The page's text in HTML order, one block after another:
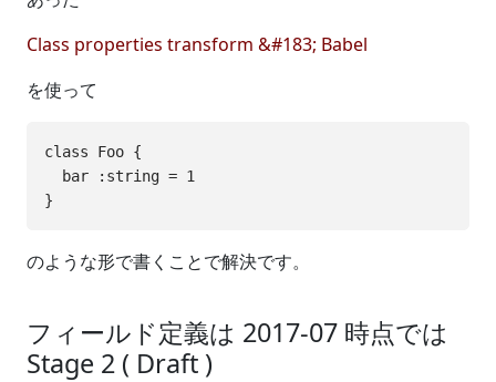
Class properties transform &#183; Babel
を使って
class Foo {
  bar :string = 1
のような形で書くことで解決です。
フィールド定義は 2017-07 時点では
Stage 2 ( Draft )